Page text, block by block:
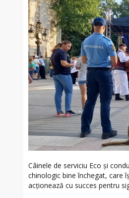
Câinele de serviciu Eco și
chinologic bine închegat, care
acționează cu succes pentru